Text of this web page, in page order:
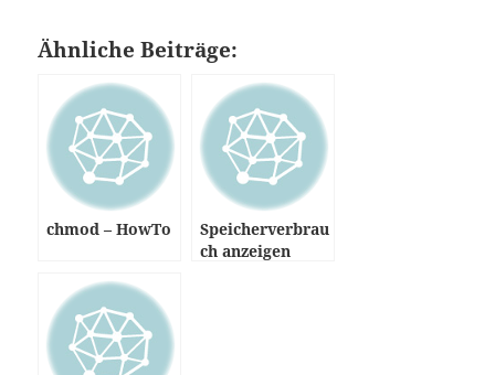
Ähnliche Beiträge:
chmod – HowTo
Speicherverbrau
ch anzeigen